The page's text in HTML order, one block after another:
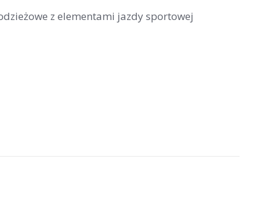
z elementami jazdy sportowej